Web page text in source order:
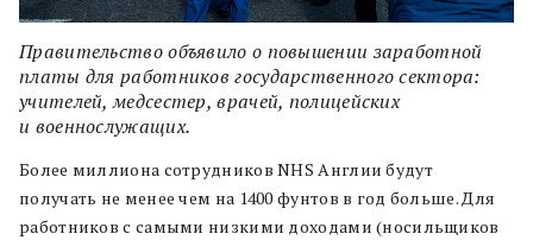
Правительство объявило о повышении заработной
платы для работников государственного сектора:
учителей, медсестер, врачей, полицейских
и военнослужащих.
Более миллиона сотрудников NHS Англии будут
получать не менее чем на 1400 фунтов в год больше. Для
работников с самыми низкими доходами (носильщиков